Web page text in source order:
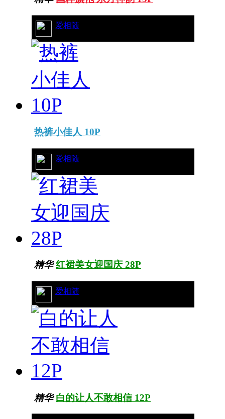
爱相随
热裤小佳人 10P
爱相随
精华 红裙美女迎国庆 28P
爱相随
精华 白的让人不敢相信 12P